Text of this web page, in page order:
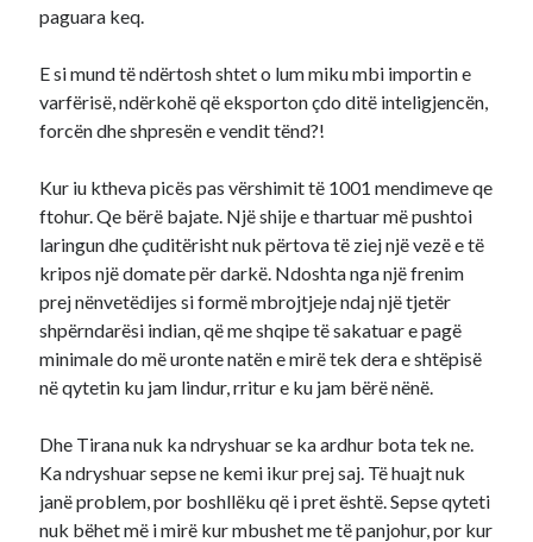
paguara keq.
E si mund të ndërtosh shtet o lum miku mbi importin e
varfërisë, ndërkohë që eksporton çdo ditë inteligjencën,
forcën dhe shpresën e vendit tënd?!
Kur iu ktheva picës pas vërshimit të 1001 mendimeve qe
ftohur. Qe bërë bajate. Një shije e thartuar më pushtoi
laringun dhe çuditërisht nuk përtova të ziej një vezë e të
kripos një domate për darkë. Ndoshta nga një frenim
prej nënvetëdijes si formë mbrojtjeje ndaj një tjetër
shpërndarësi indian, që me shqipe të sakatuar e pagë
minimale do më uronte natën e mirë tek dera e shtëpisë
në qytetin ku jam lindur, rritur e ku jam bërë nënë.
Dhe Tirana nuk ka ndryshuar se ka ardhur bota tek ne.
Ka ndryshuar sepse ne kemi ikur prej saj. Të huajt nuk
janë problem, por boshllëku që i pret është. Sepse qyteti
nuk bëhet më i mirë kur mbushet me të panjohur, por kur